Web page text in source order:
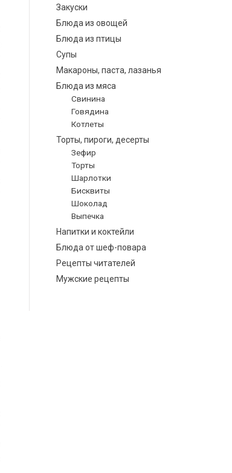
Закуски
Блюда из овощей
Блюда из птицы
Супы
Макароны, паста, лазанья
Блюда из мяса
Свинина
Говядина
Котлеты
Торты, пироги, десерты
Зефир
Торты
Шарлотки
Бисквиты
Шоколад
Выпечка
Напитки и коктейли
Блюда от шеф-повара
Рецепты читателей
Мужские рецепты